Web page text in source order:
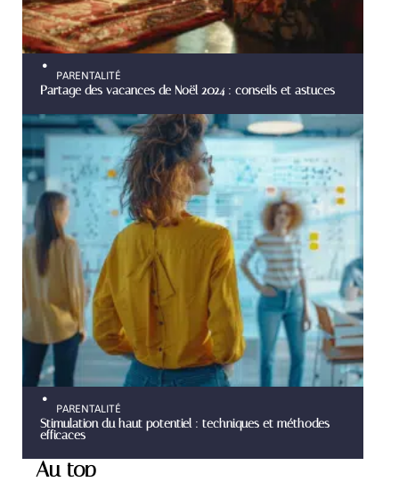
PARENTALITÉ
Partage des vacances de Noël 2024 : conseils et astuces
PARENTALITÉ
Stimulation du haut potentiel : techniques et méthodes
efficaces
Au top